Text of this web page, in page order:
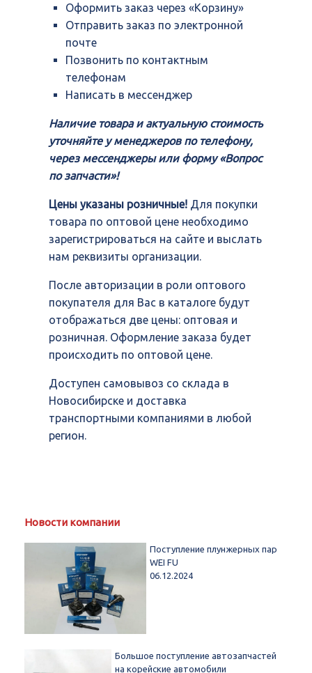
Оформить заказ через «Корзину»
Отправить заказ по электронной
почте
Позвонить по контактным
телефонам
Написать в мессенджер
Наличие товара и актуальную стоимость
уточняйте у менеджеров по телефону,
через мессенджеры или форму «Вопрос
по запчасти»!
Цены указаны розничные! Для покупки
товара по оптовой цене необходимо
зарегистрироваться на сайте и выслать
нам реквизиты организации.
После авторизации в роли оптового
покупателя для Вас в каталоге будут
отображаться две цены: оптовая и
розничная. Оформление заказа будет
происходить по оптовой цене.
Доступен самовывоз со склада в
Новосибирске и доставка
транспортными компаниями в любой
регион.
Новости компании
Поступление плунжерных пар
WEI FU
06.12.2024
Большое поступление автозапчастей
на корейские автомобили